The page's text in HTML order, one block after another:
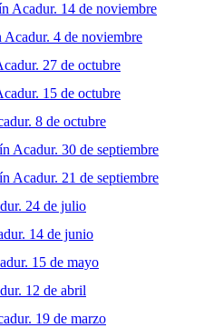
Acadur. 14 de noviembre
Acadur. 4 de noviembre
27 de octubre
15 de octubre
8 de octubre
Acadur. 30 de septiembre
Acadur. 21 de septiembre
24 de julio
14 de junio
15 de mayo
12 de abril
19 de marzo